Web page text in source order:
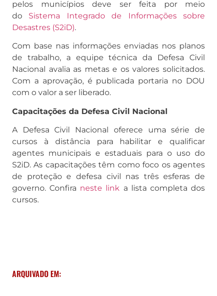
pelos municípios deve ser feita por meio
do Sistema Integrado de Informações sobre
Desastres (S2iD).
Com base nas informações enviadas nos planos
de trabalho, a equipe técnica da Defesa Civil
Nacional avalia as metas e os valores solicitados.
Com a aprovação, é publicada portaria no DOU
com o valor a ser liberado.
Capacitações da Defesa Civil Nacional
A Defesa Civil Nacional oferece uma série de
cursos à distância para habilitar e qualificar
agentes municipais e estaduais para o uso do
S2iD. As capacitações têm como foco os agentes
de proteção e defesa civil nas três esferas de
governo. Confira neste link a lista completa dos
cursos.
ARQUIVADO EM: